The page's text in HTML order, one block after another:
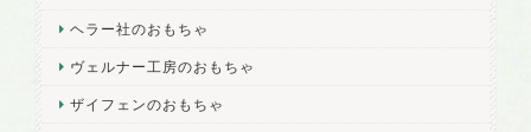
ヘラー社のおもちゃ
ヴェルナー工房のおもちゃ
ザイフェンのおもちゃ